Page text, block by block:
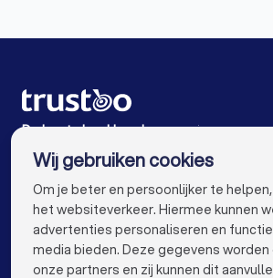
Boekhouders in
Boekhouders in Den Haag
Boekhouders in Eindhoven
Boekhouders in Groningen
Boekhouders in Breda
De beste boekhouders voor jou
Wij gebruiken cookies
Om je beter en persoonlijker te
het websiteverkeer. Hiermee kunnen
advertenties personaliseren en
media bieden. Deze gegevens
onze partners en zij kunnen dit